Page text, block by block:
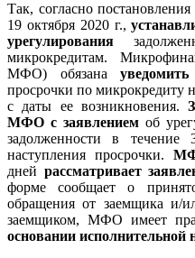
Так, согласно
19 октября 2020 г.,
урегулирования
микрокредитам.
МФО) обязана
просрочки по микрокредиту
с даты ее возникновения.
МФО с заявлением об
задолженности в
наступления просрочки.
дней рассматривает
форме сообщает о
обращения от заемщика и/
заемщиком, МФО имеет
основании исполнительной